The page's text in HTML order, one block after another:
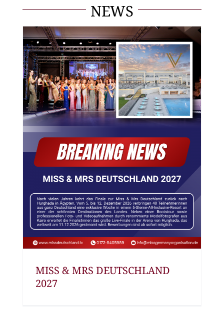
NEWS
MISS & MRS DEUTSCHLAND
2027